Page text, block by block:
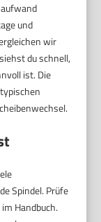
und
wir
du schnell,
ist. Die
Spindel. Prüfe
Handbuch.